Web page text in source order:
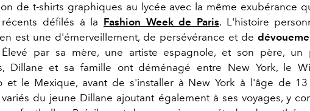
de t-shirts graphiques au lycée avec la même exubérance
défilés à la Fashion Week de Paris. L'histoire
est une d'émerveillement, de persévérance et de
Élevé par sa mère, une artiste espagnole, et son père, un
Dillane et sa famille ont déménagé entre New York, le
et le Mexique, avant de s'installer à New York à l'âge de 13
du jeune Dillane ajoutant également à ses voyages, y